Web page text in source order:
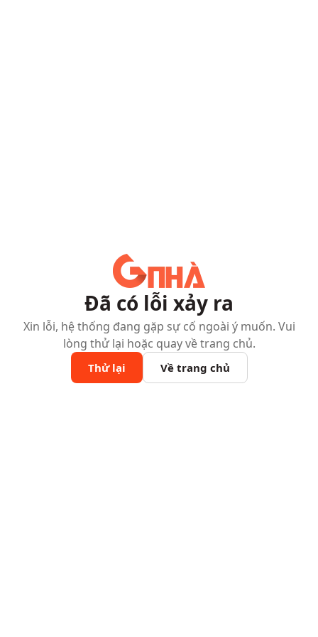
Đã có lỗi xảy ra
Xin lỗi, hệ thống đang gặp sự cố ngoài ý muốn. Vui
lòng thử lại hoặc quay về trang chủ.
Thử lại Về trang chủ